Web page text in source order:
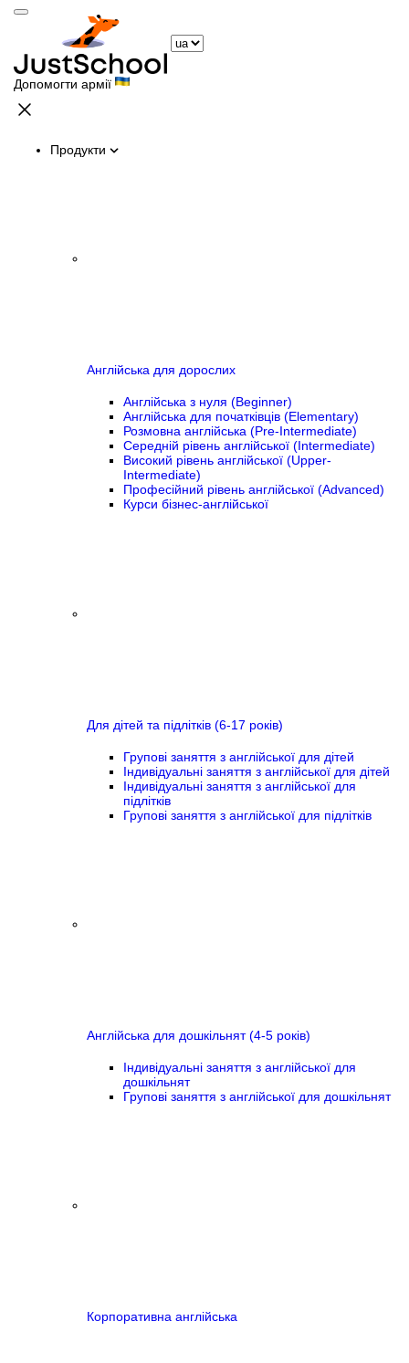
Допомогти армії
Продукти
Англійська для дорослих
Англійська з нуля (Beginner)
Англійська для початківців (Elementary)
Розмовна англійська (Pre-Intermediate)
Середній рівень англійської (Intermediate)
Високий рівень англійської (Upper-
Intermediate)
Професійний рівень англійської (Advanced)
Курси бізнес-англійської
Для дітей та підлітків (6-17 років)
Групові заняття з англійської для дітей
Індивідуальні заняття з англійської для дітей
Індивідуальні заняття з англійської для
підлітків
Групові заняття з англійської для підлітків
Англійська для дошкільнят (4-5 років)
Індивідуальні заняття з англійської для
дошкільнят
Групові заняття з англійської для дошкільнят
Корпоративна англійська